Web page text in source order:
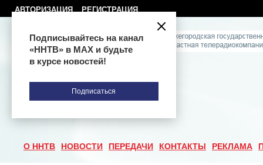
АВТОРИЗАЦИЯ РЕГИСТРАЦИЯ
О ННТВ НОВОСТИ ПЕРЕДАЧИ КОНТАКТЫ РЕКЛАМА
Подписывайтесь на канал
«ННТВ» в МАХ и будьте
в курсе новостей!
Подписаться